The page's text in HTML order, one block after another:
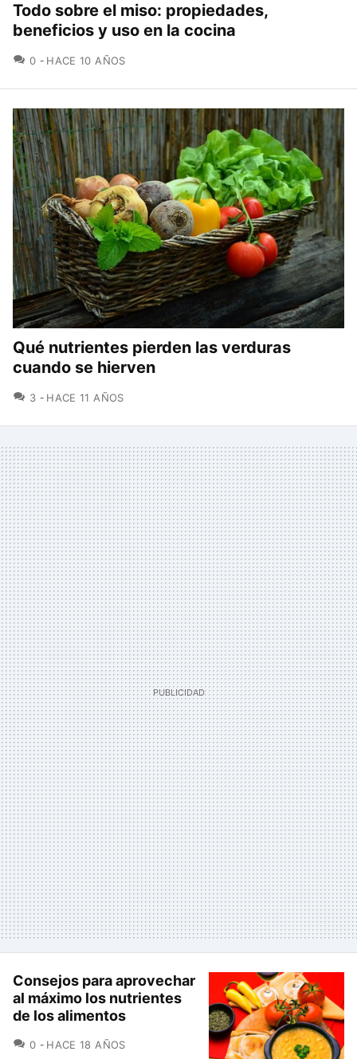
Todo sobre el miso: propiedades,
beneficios y uso en la cocina
0 COMENTARIOS
HACE 10 AÑOS
Qué nutrientes pierden las verduras
cuando se hierven
3 COMENTARIOS
HACE 11 AÑOS
Consejos para aprovechar
al máximo los nutrientes
de los alimentos
0 COMENTARIOS
HACE 18 AÑOS